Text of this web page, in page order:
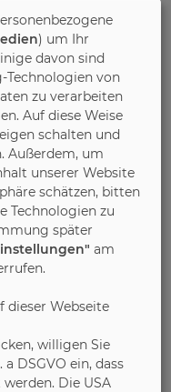
sich derzeit
und
bei
es zunehmend
der
berichten 70
von
Damit
der
die
durchschnittlich
Lockerungen im
) um Ihr
davon sind
Technologien von
zu verarbeiten
Auf diese Weise
schalten und
Außerdem, um
unserer Website
schätzen, bitten
Technologien zu
später
am
dieser Webseite
willigen Sie
DSGVO ein, dass
Die USA